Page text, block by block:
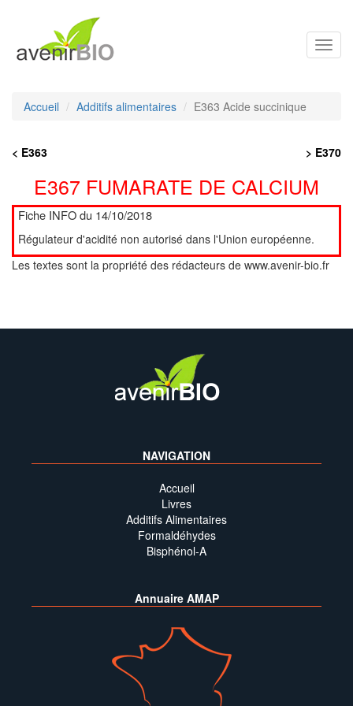
Accueil Additifs alimentaires E363 Acide succinique
< E363 > E370
E367 FUMARATE DE CALCIUM
Fiche INFO du 14/10/2018
Régulateur d'acidité non autorisé dans l'Union européenne.
Les textes sont la propriété des rédacteurs de www.avenir-bio.fr
NAVIGATION
Accueil
Livres
Additifs Alimentaires
Formaldéhydes
Bisphénol-A
Annuaire AMAP